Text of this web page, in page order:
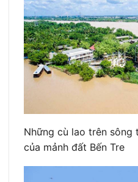
Những cù lao trên sông
của mảnh đất Bến Tre